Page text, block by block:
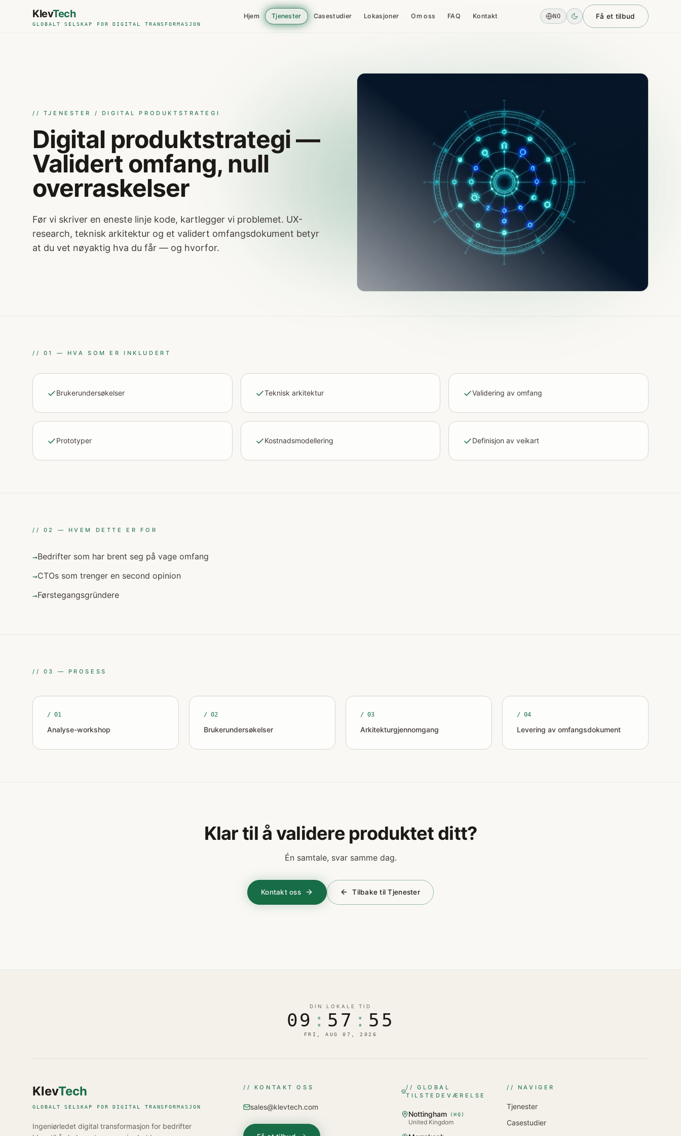
KlevTech
GLOBALT SELSKAP FOR DIGITAL TRANSFORMASJON
Hjem Tjenester Casestudier Lokasjoner Om oss FAQ Kontakt NO Få et tilbud
// TJENESTER / DIGITAL PRODUKTSTRATEGI
Digital produktstrategi —
Validert omfang, null
overraskelser
Før vi skriver en eneste linje kode, kartlegger vi problemet. UX-
research, teknisk arkitektur og et validert omfangsdokument betyr
at du vet nøyaktig hva du får — og hvorfor.
// 01 — HVA SOM ER INKLUDERT
Brukerundersøkelser Teknisk arkitektur Validering av omfang
Prototyper Kostnadsmodellering Definisjon av veikart
// 02 — HVEM DETTE ER FOR
→Bedrifter som har brent seg på vage omfang
→CTOs som trenger en second opinion
→Førstegangsgründere
// 03 — PROSESS
/ 01
Analyse-workshop
/ 02
Brukerundersøkelser
/ 03
Arkitekturgjennomgang
/ 04
Levering av omfangsdokument
Klar til å validere produktet ditt?
Én samtale, svar samme dag.
Kontakt oss Tilbake til Tjenester
DIN LOKALE TID
09 : 57 : 55
FRI, AUG 07, 2026
KlevTech
GLOBALT SELSKAP FOR DIGITAL TRANSFORMASJON
Ingeniørledet digital transformasjon for bedrifter
// KONTAKT OSS
sales@klevtech.com
// GLOBAL
TILSTEDEVÆRELSE
Nottingham ( HQ )
United Kingdom
// NAVIGER
Tjenester
Casestudier